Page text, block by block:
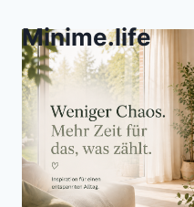
Inhalt
springen
Minime.life